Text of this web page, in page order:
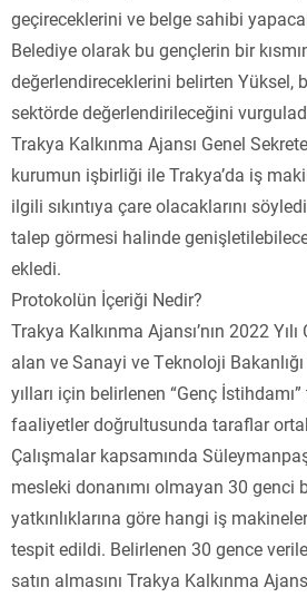
geçireceklerini ve belge sahibi
Belediye olarak bu gençlerin bir
değerlendireceklerini belirten Yüksel,
sektörde değerlendirileceğini
Trakya Kalkınma Ajansı Genel
kurumun işbirliği ile Trakya’da iş
ilgili sıkıntıya çare olacaklarını
talep görmesi halinde
ekledi.
Protokolün İçeriği Nedir?
Trakya Kalkınma Ajansı’nın 2022
alan ve Sanayi ve Teknoloji
yılları için belirlenen “Genç
faaliyetler doğrultusunda taraflar
Çalışmalar kapsamında
mesleki donanımı olmayan 30 genci
yatkınlıklarına göre hangi iş
tespit edildi. Belirlenen 30 gence
satın almasını Trakya Kalkınma